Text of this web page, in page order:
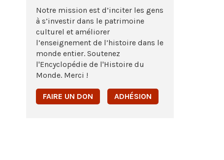
Notre mission est d’inciter les gens
à s’investir dans le patrimoine
culturel et améliorer
l’enseignement de l’histoire dans le
monde entier. Soutenez
l'Encyclopédie de l'Histoire du
Monde. Merci !
FAIRE UN DON ADHÉSION